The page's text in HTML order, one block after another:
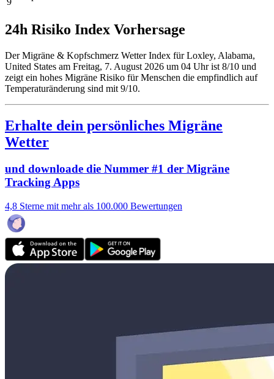
24h Risiko Index Vorhersage
Der Migräne & Kopfschmerz Wetter Index für Loxley, Alabama,
United States am Freitag, 7. August 2026 um 04 Uhr ist 8/10 und
zeigt ein hohes Migräne Risiko für Menschen die empfindlich auf
Temperaturänderung sind mit 9/10.
Erhalte dein persönliches Migräne
Wetter
und downloade die Nummer #1 der Migräne
Tracking Apps
4,8 Sterne mit mehr als 100.000 Bewertungen